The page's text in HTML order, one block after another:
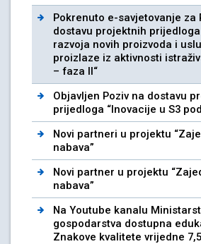
Pokrenuto e-savjetovanje za
dostavu projektnih prijedloga
razvoja novih proizvoda i
proizlaze iz aktivnosti
– faza II“
Objavljen Poziv na dostavu
prijedloga “Inovacije u S3
Novi partneri u projektu
nabava”
Novi partner u projektu
nabava”
Na Youtube kanalu
gospodarstva dostupna
Znakove kvalitete vrijedne